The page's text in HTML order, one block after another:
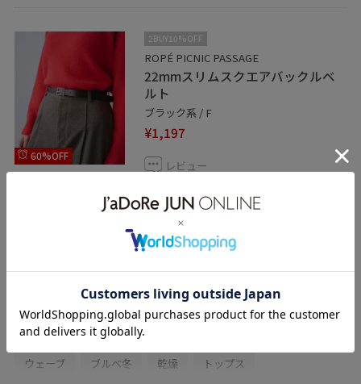
60%OFF
2BUY10%OFF
ROPÉ PICNIC PASSAGE
22mmスリムスクエアバックルベ
ルト
ブラック系 / F
¥1,197
レビュー
アウトドアコーデ パンツスタイル
カジュアルコーデ シンプルコーデ
ウェーブ ブルべ冬 乾燥 トップス